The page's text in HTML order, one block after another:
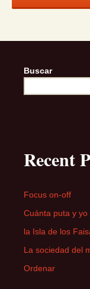
Buscar
Recent
Focus on-off
Cuánta puta y yo
la Isla de los
La sociedad del
Ordenar